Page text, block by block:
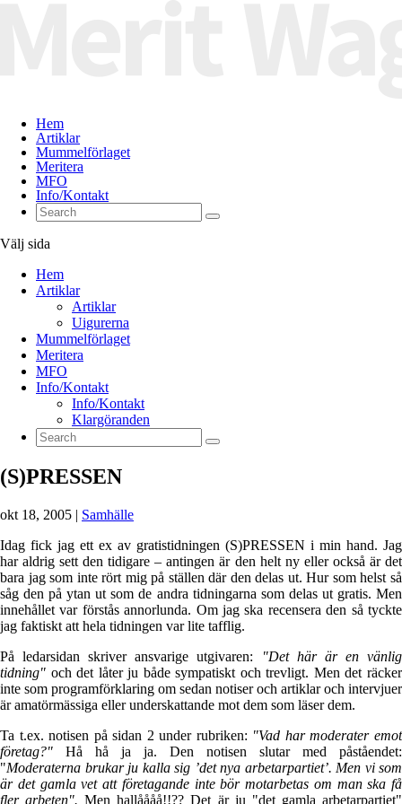
Hem
Artiklar
Mummelförlaget
Meritera
MFO
Info/Kontakt
Välj sida
Hem
Artiklar
Artiklar
Uigurerna
Mummelförlaget
Meritera
MFO
Info/Kontakt
Info/Kontakt
Klargöranden
(S)PRESSEN
okt 18, 2005 | Samhälle
Idag fick jag ett ex av gratistidningen (S)PRESSEN i min hand. Jag
har aldrig sett den tidigare – antingen är den helt ny eller också är det
bara jag som inte rört mig på ställen där den delas ut. Hur som helst så
såg den på ytan ut som de andra tidningarna som delas ut gratis. Men
innehållet var förstås annorlunda. Om jag ska recensera den så tyckte
jag faktiskt att hela tidningen var lite tafflig.
På ledarsidan skriver ansvarige utgivaren:
"Det här är en vänlig
tidning" och det låter ju både sympatiskt och trevligt. Men det räcker
inte som programförklaring om sedan notiser och artiklar och intervjuer
är amatörmässiga eller underskattande mot dem som läser dem.
Ta t.ex. notisen på sidan 2 under rubriken: "Vad har moderater emot
företag?" Hå hå ja ja. Den notisen slutar med påståendet:
"Moderaterna brukar ju kalla sig ’det nya arbetarpartiet’. Men vi som
är det gamla vet att företagande inte bör motarbetas om man ska få
fler arbeten".Men hallåååå!!?? Det är ju "det gamla arbetarpartiet"